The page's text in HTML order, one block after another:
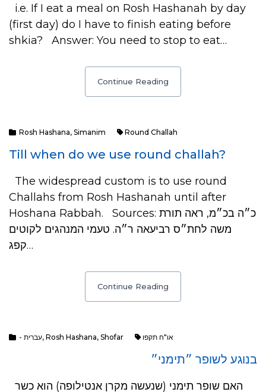
i.e. If I eat a meal on Rosh Hashanah by day
(first day) do I have to finish eating before
shkia? Answer: You need to stop to eat…
Continue Reading
Rosh Hashana, Simanim Round Challah
Till when do we use round challah?
The widespread custom is to use round
Challahs from Rosh Hashanah until after
Hoshana Rabbah. Sources: כ״ה בכ״מ, ראה תורת
משה לחת״ס רביעאה ר״ה. טעמי המנהגים לקוטים
קפג…
Continue Reading
- עברית, Rosh Hashana, Shofar או"ח תקפו
בנוגע לשופר ״תימני״